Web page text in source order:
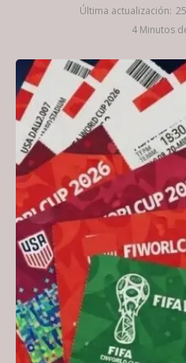
Última actualización:
4 Minutos